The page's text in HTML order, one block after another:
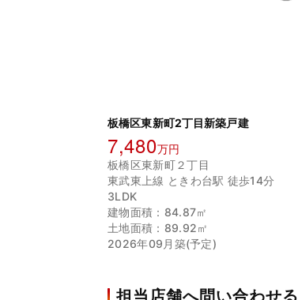
板橋区東新町2丁目新築戸建
7,480万円
板橋区東新町２丁目
東武東上線 ときわ台駅 徒歩14分
3LDK
建物面積：84.87㎡
土地面積：89.92㎡
2026年09月築(予定)
担当店舗へ問い合わせる